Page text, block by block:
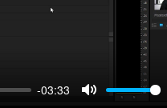
-03:33